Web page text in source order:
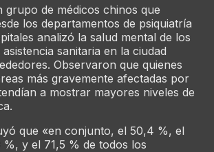
grupo de médicos chinos que
los departamentos de psiquiatría
analizó la salud mental de los
sanitaria en la ciudad
Observaron que quienes
más gravemente afectadas por
a mostrar mayores niveles de
que «en conjunto, el 50,4 %, el
y el 71,5 % de todos los